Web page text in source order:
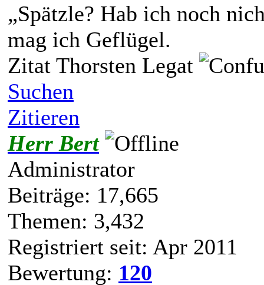
„Spätzle? Hab ich noch
mag ich Geflügel.
Zitat Thorsten Legat
Suchen
Zitieren
Herr Bert
Administrator
Beiträge: 17,665
Themen: 3,432
Registriert seit: Apr 2011
Bewertung: 120